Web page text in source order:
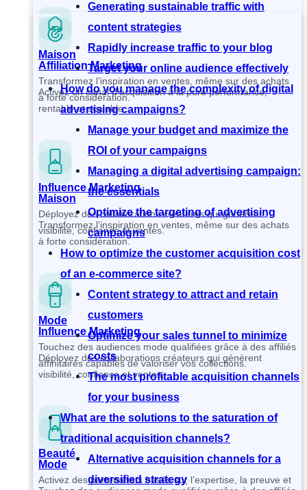
Maison
Transformez l’inspiration en ventes, même sur des achats
à forte considération.
Influence Marketing
Déployez des collaborations créateurs qui génèrent
visibilité, confiance et ventes.
Mode
Touchez des audiences mode qualifiées grâce à des affiliés
affinitaires capables de valoriser vos collections.
Beauté
Activez des partenariats basés sur l’expertise, la preuve et
Affiliation Marketing
Activez un canal d’acquisition à la pure performance,
rentable et scalable.
Maison
Transformez l’inspiration en ventes, même sur des achats
à forte considération.
Influence Marketing
Déployez des collaborations créateurs qui génèrent
visibilité, confiance et ventes.
Mode
Generating sustainable traffic with
content strategies
Rapidly increase traffic to your blog
Target your online audience effectively
How do you manage the complexity of digital
advertising campaigns?
Manage your budget and maximize the
ROI of your campaigns
Managing a digital advertising campaign:
the essentials
Optimize the targeting of advertising
campaigns
How to optimize the customer acquisition cost
of an e-commerce site?
Content strategy to attract and retain
customers
Optimize your sales tunnel to minimize
costs
The most profitable acquisition channels
for your business
What are the solutions to the saturation of
traditional acquisition channels?
Alternative acquisition channels for a
diversified strategy